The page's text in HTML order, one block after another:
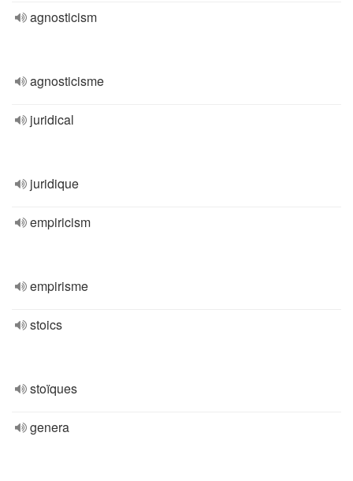
agnosticism
agnosticisme
juridical
juridique
empiricism
empirisme
stoics
stoïques
genera